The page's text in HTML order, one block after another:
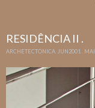
RESIDÊNCIA II .
ARCHETECTONICA. JUN2001 .